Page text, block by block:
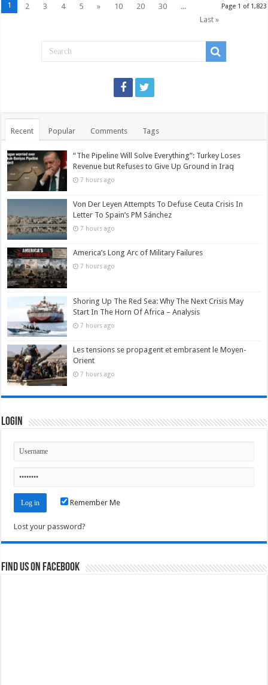
Page 1 of 1,823
1 2 3 4 5 » 10 20 30
...
Last »
Recent Popular Comments Tags
“The Pipeline Will Solve Everything”: Turkey Loses
Revenue but Refuses to Give Up Ground in Iraq
7 hours ago
Von Der Leyen Attempts To Defuse Ceuta Crisis In
Letter To Spain’s PM Sánchez
7 hours ago
America’s Long Arc of Military Failures
7 hours ago
Shoring Up The Red Sea: Why The Next Crisis May
Start In The Horn Of Africa – Analysis
7 hours ago
Les tensions se propagent et embrasent le Moyen-
Orient
7 hours ago
Login
Remember Me
Lost your password?
Find us on Facebook